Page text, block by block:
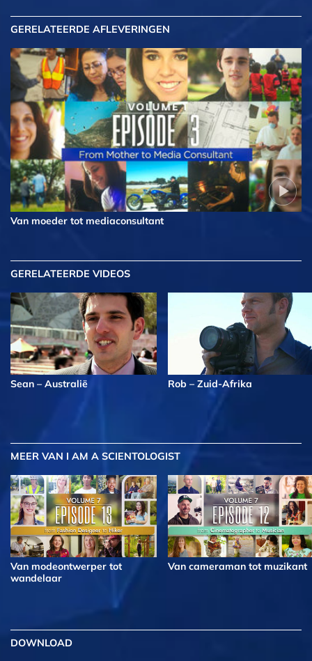
GERELATEERDE AFLEVERINGEN
Van moeder tot mediaconsultant
GERELATEERDE VIDEOS
Sean – Australië Rob – Zuid-Afrika
MEER VAN I AM A SCIENTOLOGIST
Van modeontwerper tot
wandelaar
Van cameraman tot muzikant
DOWNLOAD